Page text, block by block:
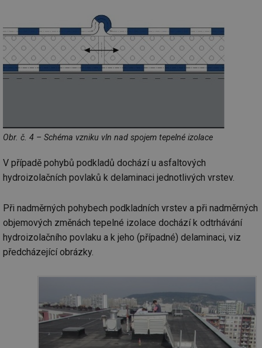
Obr. č. 4 – Schéma vzniku vln nad spojem tepelné izolace
V případě pohybů podkladů dochází u asfaltových
hydroizolačních povlaků k delaminaci jednotlivých vrstev.
Při nadměrných pohybech podkladních vrstev a při nadměrných
objemových změnách tepelné izolace dochází k odtrhávání
hydroizolačního povlaku a k jeho (případné) delaminaci, viz
předcházející obrázky.